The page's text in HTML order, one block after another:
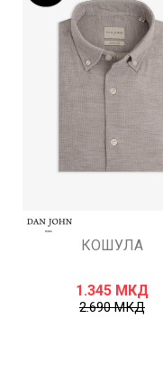
КОШУЛА
1.345 МКД
2.690МКД